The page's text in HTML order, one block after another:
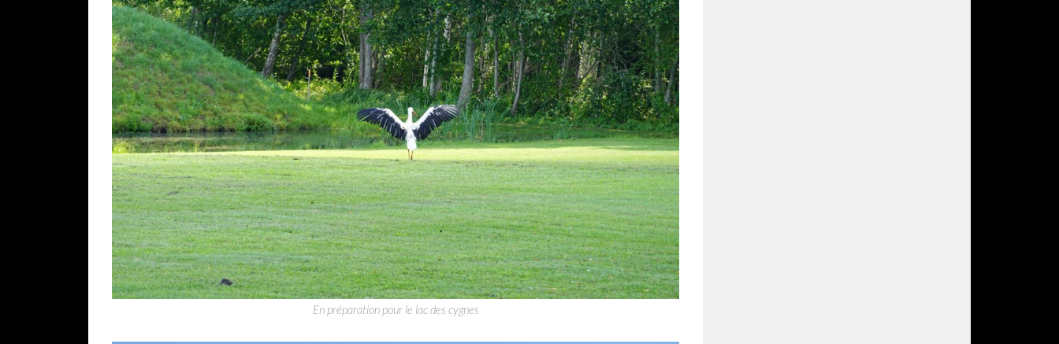
En préparation pour le lac des cygnes